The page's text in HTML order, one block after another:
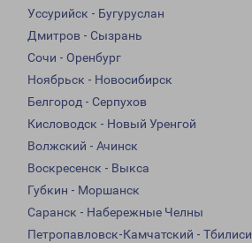
Уссурийск - Бугуруслан
Дмитров - Сызрань
Сочи - Оренбург
Ноябрьск - Новосибирск
Белгород - Серпухов
Кисловодск - Новый Уренгой
Волжский - Ачинск
Воскресенск - Выкса
Губкин - Моршанск
Саранск - Набережные Челны
Петропавловск-Камчатский - Тбилиси